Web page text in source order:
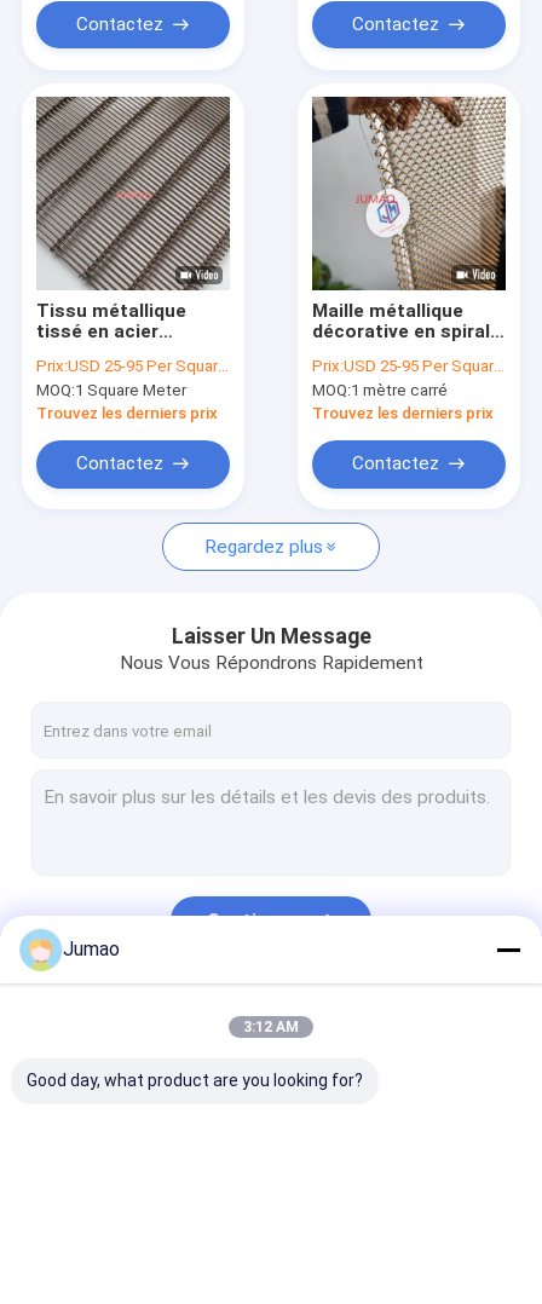
Produits
A propos de nous
Visite d'usine
Contrôle de la qualité
nouvelles
Tous les cas
Demande de soumission
rideau d'eau en acier inoxydable
Rideaux en treillis métalliques
Diviseur de salle en treillis métallique
Rideaux en paillettes métalliques
Insert de maillage de cabinet
Contactez Contactez
Tissu métallique
tissé en acier
à la corrosion pour la
filtration industrielle
Prix:USD 25-95 Per Square Meter
MOQ:1 Square Meter
Trouvez les derniers prix
Contactez
Maille métallique
décorative en spirale,
d&#39;intérieur,
maille tissée en
métal
Prix:USD 25-95 Per Square Meter
MOQ:1 mètre carré
Trouvez les derniers prix
Contactez
Regardez plus
Laisser Un Message
Nous Vous Répondrons Rapidement
Continuer
Jumao
3:12 AM
Good day, what product are you looking for?